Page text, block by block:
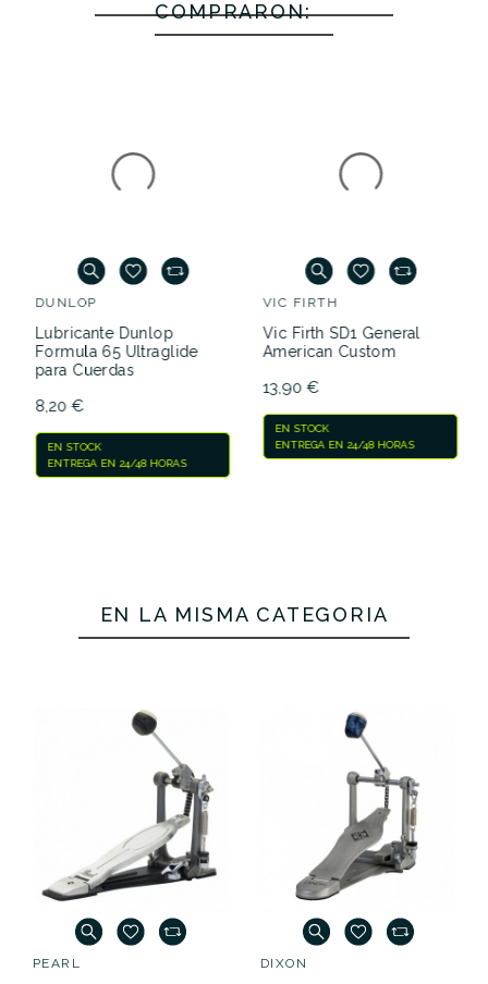
COMPRARON:
DUNLOP
Lubricante Dunlop
Formula 65 Ultraglide
para Cuerdas
8,20 €
EN STOCK
ENTREGA EN 24/48 HORAS
VIC FIRTH
Vic Firth SD1 General
American Custom
13,90 €
EN STOCK
ENTREGA EN 24/48 HORAS
EN LA MISMA CATEGORÍA
PEARL DIXON